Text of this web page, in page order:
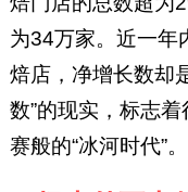
为34万家。近一年
焙店，净增长数却
数”的现实，标志
赛般的“冰河时代”。